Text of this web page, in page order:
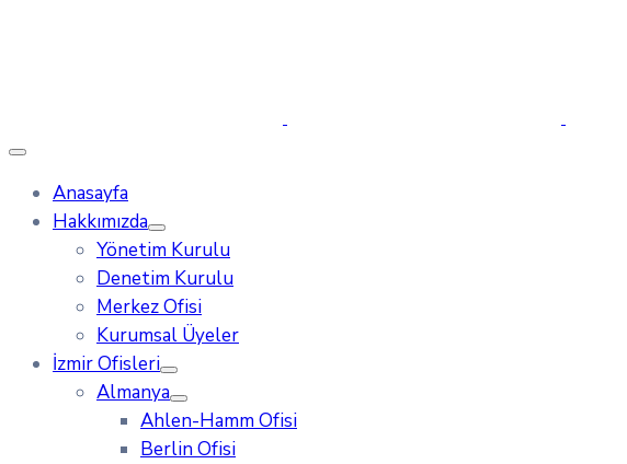
Anasayfa
Hakkımızda
Yönetim Kurulu
Denetim Kurulu
Merkez Ofisi
Kurumsal Üyeler
İzmir Ofisleri
Almanya
Ahlen-Hamm Ofisi
Berlin Ofisi